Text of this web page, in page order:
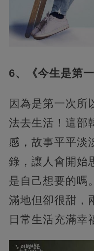
6、《今生是第一
因為是第一次所
法去生活！這部
感，故事平平淡
錄，讓人會開始
是自己想要的嗎
滿地但卻很甜，
日常生活充滿幸